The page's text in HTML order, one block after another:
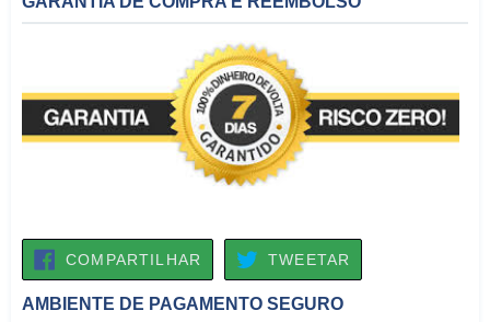
COMPARTILHAR COMPARTILHAR
NO
FACEBOOK
TWEETAR
AMBIENTE DE PAGAMENTO SEGURO